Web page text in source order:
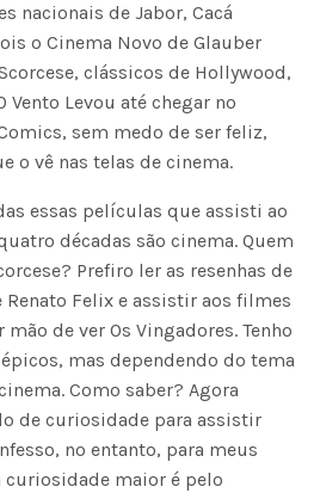
nacionais de Jabor, Cacá
o Cinema Novo de Glauber
clássicos de Hollywood,
Vento Levou até chegar no
sem medo de ser feliz,
o vê nas telas de cinema.
essas películas que assisti ao
décadas são cinema. Quem
Prefiro ler as resenhas de
Felix e assistir aos filmes
de ver Os Vingadores. Tenho
mas dependendo do tema
Como saber? Agora
de curiosidade para assistir
no entanto, para meus
maior é pelo